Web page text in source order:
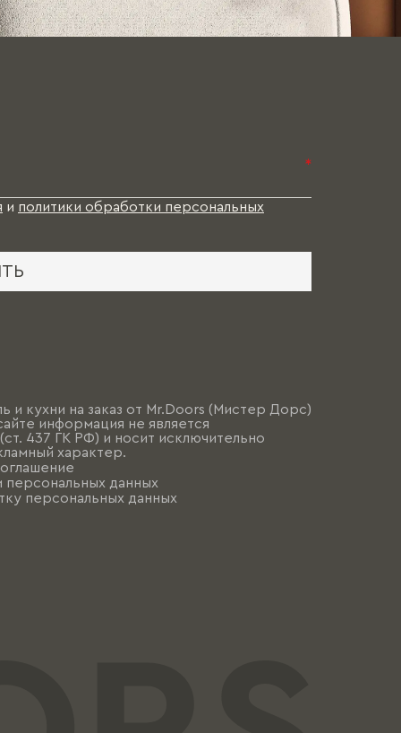
*
и политики обработки персональных
и кухни на заказ от Mr.Doors (Мистер Дорс)
информация не является
437 ГК РФ) и носит исключительно
характер.
персональных данных
персональных данных